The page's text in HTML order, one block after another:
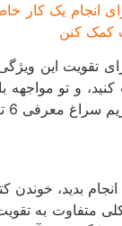
یک کار
کمک کنن
تقویت این
برای تقویت اراده
انجام بدید،
متفاوت به